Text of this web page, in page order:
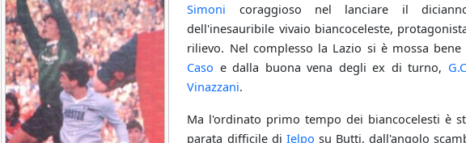
Simoni coraggioso nel lanciare il
dell'inesauribile vivaio biancoceleste,
rilievo. Nel complesso la Lazio si è mossa
Caso e dalla buona vena degli ex di turno,
Vinazzani.
Ma l'ordinato primo tempo dei biancocelesti è
parata difficile di Ielpo su Butti, dall'angolo